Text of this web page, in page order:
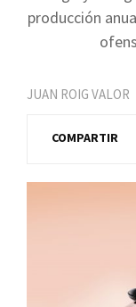
producción
JUAN ROIG VALOR
COMPARTIR